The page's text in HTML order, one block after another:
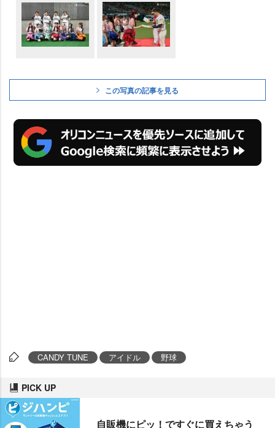
この写真の記事を見る
CANDY TUNE アイドル 野球
PICK UP
自販機にピッ！ですぐに買えちゃう